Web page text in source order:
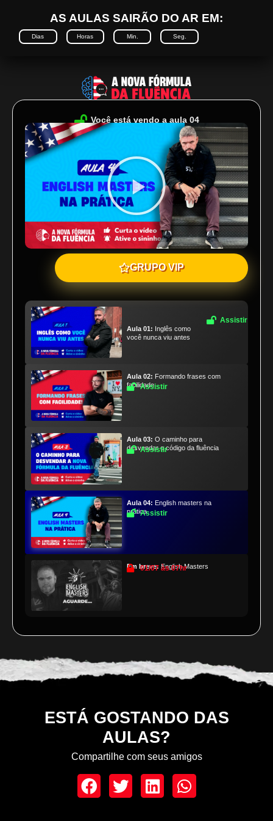
AS AULAS SAIRÃO DO AR EM:
Dias Horas Min. Seg.
Você está vendo a aula 04
GRUPO VIP
Aula 01: Inglês como
você nunca viu antes
Assistir
Aula 02: Formando frases com
facilidadeAssistir
Aula 03: O caminho para
desvendar o código da fluência
Assistir
Aula 04: English masters na
práticaAssistir
Em breve:English Masters
01/07 às 07hr
ESTÁ GOSTANDO DAS
AULAS?
Compartilhe com seus amigos